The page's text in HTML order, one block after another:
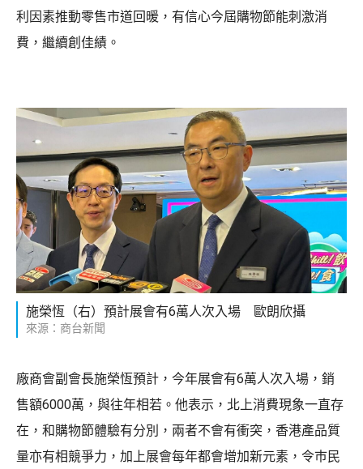
利因素推動零售市道回暖，有信心今屆購物節能刺激消
費，繼續創佳績。
施榮恆（右）預計展會有6萬人次入場 歐朗欣攝
來源：商台新聞
廠商會副會長施榮恆預計，今年展會有6萬人次入場，銷
售額6000萬，與往年相若。他表示，北上消費現象一直存
在，和購物節體驗有分別，兩者不會有衝突，香港產品質
量亦有相競爭力，加上展會每年都會增加新元素，令巿民